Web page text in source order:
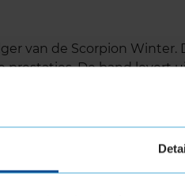
van de Scorpion Winter.
prestaties. De band levert
wegdek. Er zit een extra
ook bij aquaplanning
comfortabele band onder